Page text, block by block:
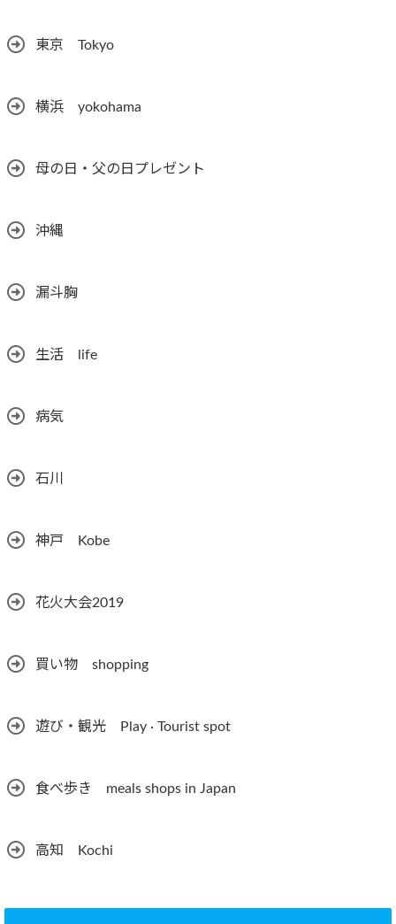
東京 Tokyo
横浜 yokohama
母の日・父の日プレゼント
沖縄
漏斗胸
生活 life
病気
石川
神戸 Kobe
花火大会2019
買い物 shopping
遊び・観光 Play · Tourist spot
食べ歩き meals shops in Japan
高知 Kochi